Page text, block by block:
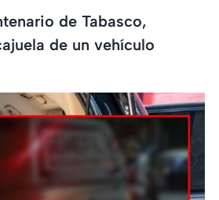
de Tabasco,
de un vehículo